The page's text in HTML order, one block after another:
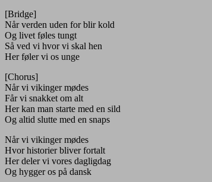
[Bridge]
Når verden uden for blir kold
Og livet føles tungt
Så ved vi hvor vi skal hen
Her føler vi os unge
[Chorus]
Når vi vikinger mødes
Får vi snakket om alt
Her kan man starte med en sild
Og altid slutte med en snaps
Når vi vikinger mødes
Hvor historier bliver fortalt
Her deler vi vores dagligdag
Og hygger os på dansk